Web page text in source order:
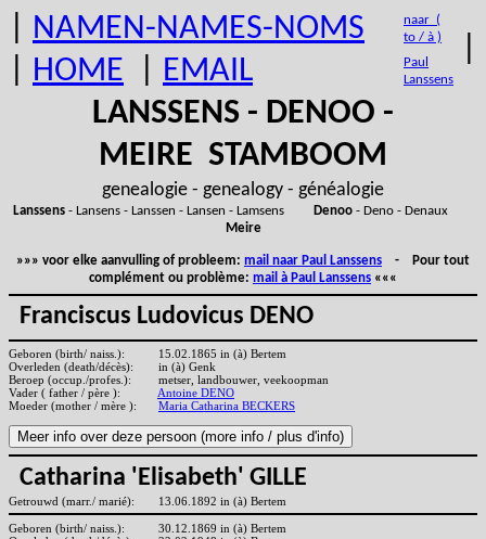
NAMEN-NAMES-NOMS
HOME EMAIL
naar (
to / à )
Paul
Lanssens
LANSSENS - DENOO -
MEIRE STAMBOOM
genealogie - genealogy - généalogie
Lanssens- Lansens - Lanssen - Lansen - Lamsens Denoo- Deno - Denaux
Meire
»»» voor elke aanvulling of probleem: mail naar Paul Lanssens - Pour tout
complément ou problème: mail à Paul Lanssens «««
Franciscus Ludovicus DENO
Geboren (birth/ naiss.):
15.02.1865 in (à) Bertem
Overleden (death/décès):
in (à) Genk
Beroep (occup./profes.):
metser, landbouwer, veekoopman
Vader ( father / père ):
Antoine DENO
Moeder (mother / mère ):
Maria Catharina BECKERS
Catharina 'Elisabeth' GILLE
Getrouwd (marr./ marié): 13.06.1892 in (à) Bertem
Geboren (birth/ naiss.):
30.12.1869 in (à) Bertem